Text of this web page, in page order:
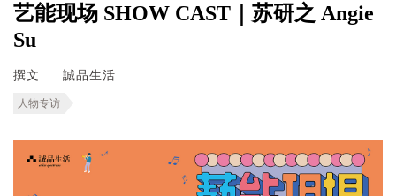
艺能现场 SHOW CAST｜苏研之 Angie
Su
撰文 誠品生活
人物专访